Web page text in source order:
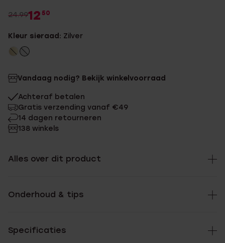
24.9912 50
Kleur sieraad: Zilver
Vandaag nodig? Bekijk winkelvoorraad
Achteraf betalen
Gratis verzending vanaf €49
14 dagen retourneren
138 winkels
Alles over dit product
Onderhoud & tips
Specificaties